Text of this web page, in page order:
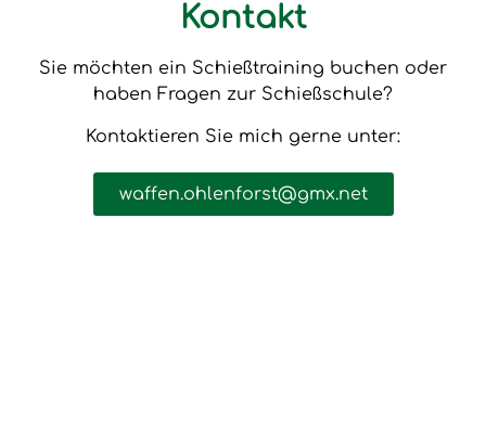
Kontakt
Sie möchten ein Schießtraining buchen oder
haben Fragen zur Schießschule?
Kontaktieren Sie mich gerne unter:
waffen.ohlenforst@gmx.net